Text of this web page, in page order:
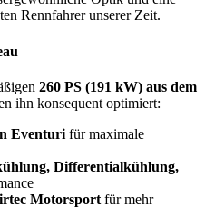
Rennfahrer unserer Zeit.
260 PS (191 kW) aus dem
ihn konsequent optimiert:
Eventuri für maximale
Differentialkühlung,
Motorsport für mehr